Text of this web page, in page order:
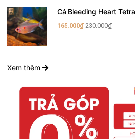
Cá Bleeding Heart Tetra
165.000₫ 230.000₫
Xem thêm